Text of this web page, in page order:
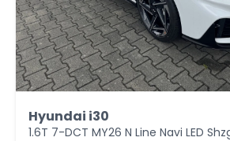
Hyundai i30
1.6T 7-DCT MY26 N Line Navi LED